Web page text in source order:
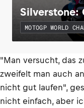
Silverstone:
MOTOGP WORLD
"Man versucht, das
zweifelt man auch
nicht gut laufen",
nicht einfach, aber